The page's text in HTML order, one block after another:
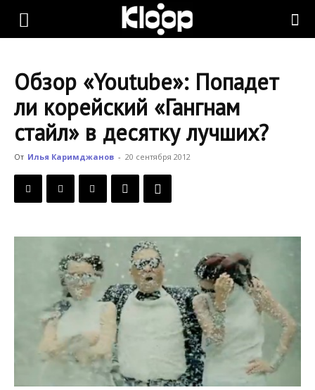
KLOOP.KG
Новости
Кыргызстана
Обзор «Youtube»: Попадет
ли корейский «Гангнам
стайл» в десятку лучших?
От Илья Каримджанов - 20 сентября 2012